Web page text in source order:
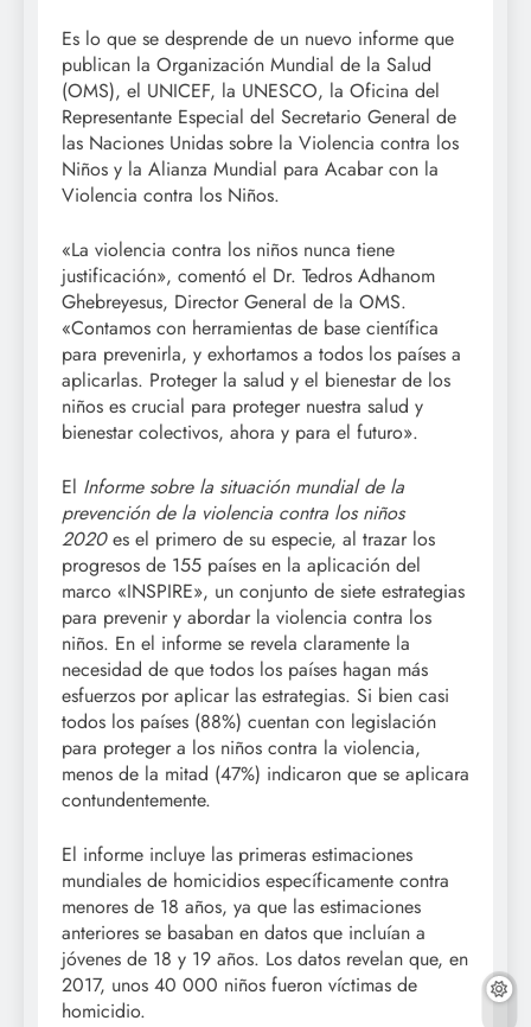
Es lo que se desprende de un nuevo informe que
publican la Organización Mundial de la Salud
(OMS), el UNICEF, la UNESCO, la Oficina del
Representante Especial del Secretario General de
las Naciones Unidas sobre la Violencia contra los
Niños y la Alianza Mundial para Acabar con la
Violencia contra los Niños.
«La violencia contra los niños nunca tiene
justificación», comentó el Dr. Tedros Adhanom
Ghebreyesus, Director General de la OMS.
«Contamos con herramientas de base científica
para prevenirla, y exhortamos a todos los países a
aplicarlas. Proteger la salud y el bienestar de los
niños es crucial para proteger nuestra salud y
bienestar colectivos, ahora y para el futuro».
El Informe sobre la situación mundial de la
prevención de la violencia contra los niños
2020es el primero de su especie, al trazar los
progresos de 155 países en la aplicación del
marco «INSPIRE», un conjunto de siete estrategias
para prevenir y abordar la violencia contra los
niños. En el informe se revela claramente la
necesidad de que todos los países hagan más
esfuerzos por aplicar las estrategias. Si bien casi
todos los países (88%) cuentan con legislación
para proteger a los niños contra la violencia,
menos de la mitad (47%) indicaron que se aplicara
contundentemente.
El informe incluye las primeras estimaciones
mundiales de homicidios específicamente contra
menores de 18 años, ya que las estimaciones
anteriores se basaban en datos que incluían a
jóvenes de 18 y 19 años. Los datos revelan que, en
2017, unos 40 000 niños fueron víctimas de
homicidio.